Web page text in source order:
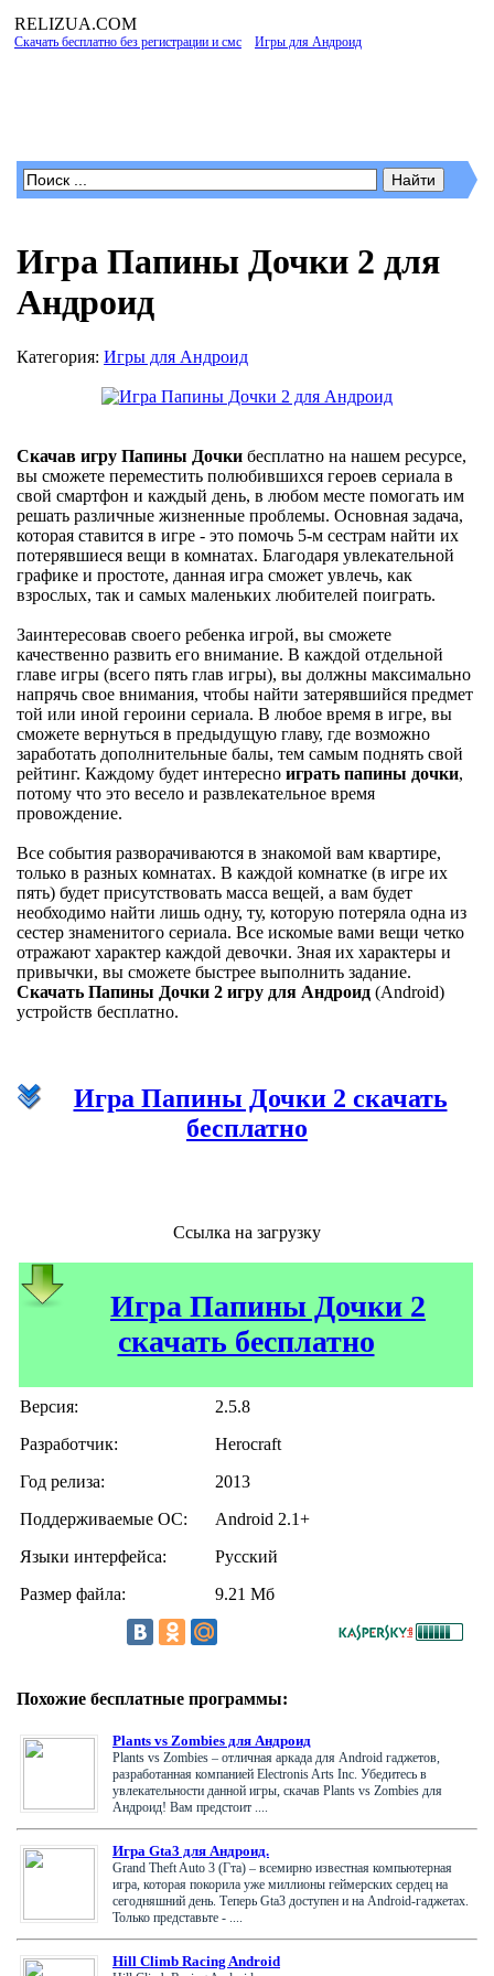
RELIZUA.COM
Скачать бесплатно без регистрации и смс Игры для Андроид
Игра Папины Дочки 2 для
Андроид
Категория: Игры для Андроид
Скачав игру Папины Дочки бесплатно на нашем ресурсе,
вы сможете переместить полюбившихся героев сериала в
свой смартфон и каждый день, в любом месте помогать им
решать различные жизненные проблемы. Основная задача,
которая ставится в игре - это помочь 5-м сестрам найти их
потерявшиеся вещи в комнатах. Благодаря увлекательной
графике и простоте, данная игра сможет увлечь, как
взрослых, так и самых маленьких любителей поиграть.
Заинтересовав своего ребенка игрой, вы сможете
качественно развить его внимание. В каждой отдельной
главе игры (всего пять глав игры), вы должны максимально
напрячь свое внимания, чтобы найти затерявшийся предмет
той или иной героини сериала. В любое время в игре, вы
сможете вернуться в предыдущую главу, где возможно
заработать дополнительные балы, тем самым поднять свой
рейтинг. Каждому будет интересно играть папины дочки,
потому что это весело и развлекательное время
провождение.
Все события разворачиваются в знакомой вам квартире,
только в разных комнатах. В каждой комнатке (в игре их
пять) будет присутствовать масса вещей, а вам будет
необходимо найти лишь одну, ту, которую потеряла одна из
сестер знаменитого сериала. Все искомые вами вещи четко
отражают характер каждой девочки. Зная их характеры и
привычки, вы сможете быстрее выполнить задание.
Скачать Папины Дочки 2 игру для Андроид (Android)
устройств бесплатно.
Игра Папины Дочки 2 скачать
бесплатно
Ссылка на загрузку
Игра Папины Дочки 2
скачать бесплатно
Версия:
2.5.8
Разработчик:
Herocraft
Год релиза:
2013
Поддерживаемые ОС:
Android 2.1+
Языки интерфейса:
Русский
Размер файла:
9.21 Мб
Похожие бесплатные программы:
Plants vs Zombies для Андроид
Plants vs Zombies – отличная аркада для Android гаджетов,
разработанная компанией Electronis Arts Inc. Убедитесь в
увлекательности данной игры, скачав Plants vs Zombies для
Андроид! Вам предстоит ....
Игра Gta3 для Андроид.
Grand Theft Auto 3 (Гта) – всемирно известная компьютерная
игра, которая покорила уже миллионы геймерских сердец на
сегодняшний день. Теперь Gta3 доступен и на Android-гаджетах.
Только представьте - ....
Hill Climb Racing Android